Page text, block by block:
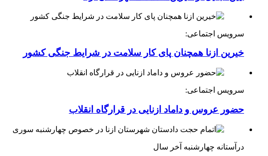
سرویس اجتماعی:
خیرین ازنا همچنان پای کار سلامت در شرایط جنگی کشور
سرویس اجتماعی:
حضور عروس و داماد ازنایی در قرارگاه انقلاب
درآستانه چهارشنبه آخر سال